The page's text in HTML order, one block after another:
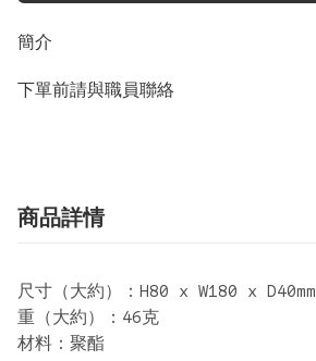
簡介
下單前請與職員聯絡
商品詳情
尺寸（大約）：H80 x W180 x D40mm
重（大約）：46克
材料：聚酯